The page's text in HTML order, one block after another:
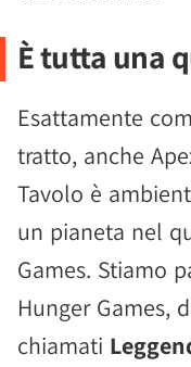
È tutta una
Esattamente
tratto, anche
Tavolo è
un pianeta nel
Games. Stiamo
Hunger Games,
chiamati